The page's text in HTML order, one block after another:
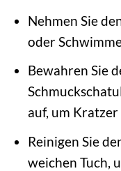
Nehmen Sie
oder
Bewahren Sie
auf, um
Reinigen Sie
weichen Tuch,